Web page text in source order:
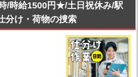
/時給1500円★/土日祝休み/駅
分け・荷物の捜索